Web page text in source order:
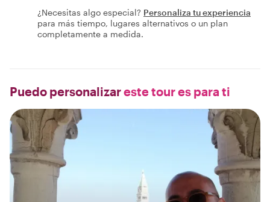
¿Necesitas algo especial? Personaliza tu experiencia
para más tiempo, lugares alternativos o un plan
completamente a medida.
Puedo personalizareste tour es para ti